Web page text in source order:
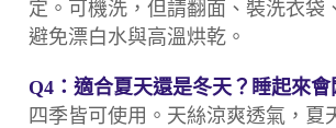
定。可機洗，但請翻面、裝洗衣袋
避免漂白水與高溫烘乾。
Q4：適合夏天還是冬天？睡起來會
四季皆可使用。天絲涼爽透氣，夏